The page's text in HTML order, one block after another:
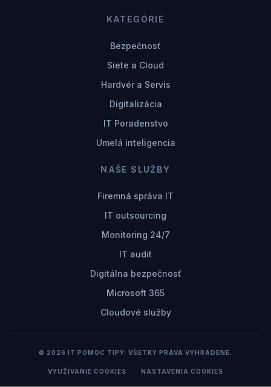
KATEGÓRIE
Bezpečnosť
Siete a Cloud
Hardvér a Servis
Digitalizácia
IT Poradenstvo
Umelá inteligencia
NAŠE SLUŽBY
Firemná správa IT
IT outsourcing
Monitoring 24/7
IT audit
Digitálna bezpečnosť
Microsoft 365
Cloudové služby
© 2026 IT POMOC TIPY. VŠETKY PRÁVA VYHRADENÉ.
VYUŽÍVANIE COOKIES NASTAVENIA COOKIES